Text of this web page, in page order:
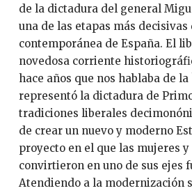
de la dictadura del general
una de las etapas más
contemporánea de España. El
novedosa corriente
hace años que nos hablaba de la
representó la dictadura de
tradiciones liberales
de crear un nuevo y moderno
proyecto en el que las mujeres y
convirtieron en uno de sus ejes
Atendiendo a la modernización